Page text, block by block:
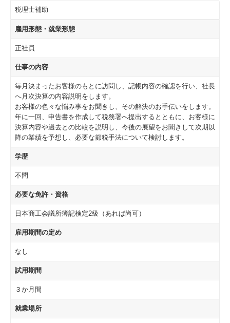
税理士補助
雇用形態・就業形態
正社員
仕事の内容
毎月決まったお客様のもとに訪問し、記帳内容の確認を行い、社長
へ月次決算の内容説明をします。
お客様の色々な悩み事をお聞きし、その解決のお手伝いをします。
年に一回、申告書を作成して税務署へ提出するとともに、お客様に
決算内容や過去との比較を説明し、今後の展望をお聞きして次期以
降の業績を予想し、必要な節税手法について検討します。
学歴
不問
必要な免許・資格
日本商工会議所簿記検定2級（あれば尚可）
雇用期間の定め
なし
試用期間
３か月間
就業場所